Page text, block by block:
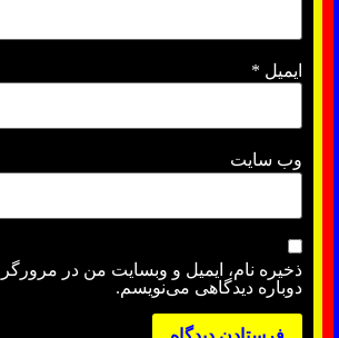
ایمیل *
وب‌ سایت
ذخیره نام، ایمیل و وبسایت من در
دوباره دیدگاهی می‌نویسم.